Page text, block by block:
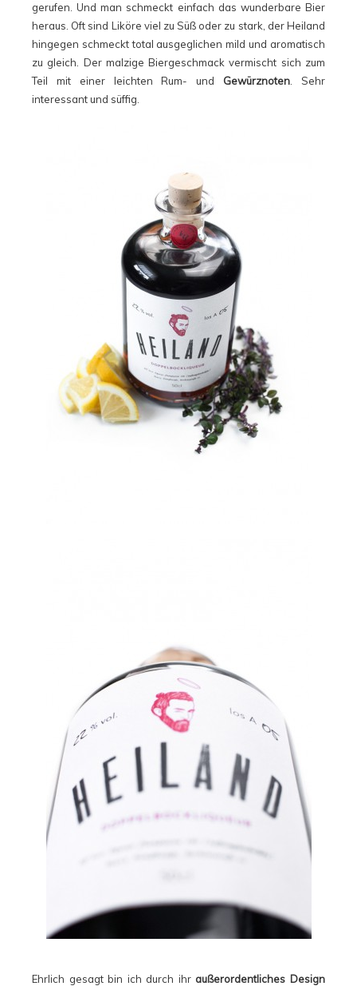
gerufen. Und man schmeckt einfach das wunderbare Bier
heraus. Oft sind Liköre viel zu Süß oder zu stark, der Heiland
hingegen schmeckt total ausgeglichen mild und aromatisch
zu gleich. Der malzige Biergeschmack vermischt sich zum
Teil mit einer leichten Rum- und Gewürznoten . Sehr
interessant und süffig.
Ehrlich gesagt bin ich durch ihr außerordentliches Design